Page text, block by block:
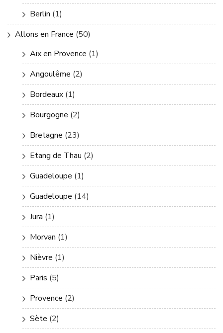
Berlin (1)
Allons en France (50)
Aix en Provence (1)
Angoulême (2)
Bordeaux (1)
Bourgogne (2)
Bretagne (23)
Etang de Thau (2)
Guadeloupe (1)
Guadeloupe (14)
Jura (1)
Morvan (1)
Nièvre (1)
Paris (5)
Provence (2)
Sète (2)